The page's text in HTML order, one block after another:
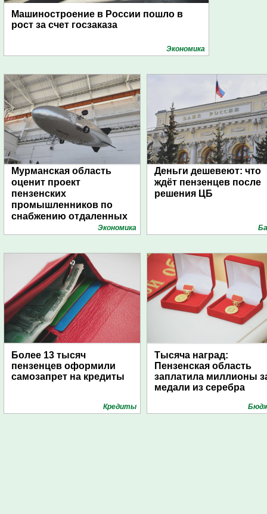
Машиностроение в России пошло в
рост за счет госзаказа
Экономика
Мурманская область
оценит проект
пензенских
промышленников по
снабжению отдаленных
поселений с помощью
Экономика
Деньги дешевеют: что
ждёт пензенцев после
решения ЦБ
Более 13 тысяч
пензенцев оформили
самозапрет на кредиты
Кредиты
Тысяча наград:
Пензенская область
заплатила миллионы
медали из серебра